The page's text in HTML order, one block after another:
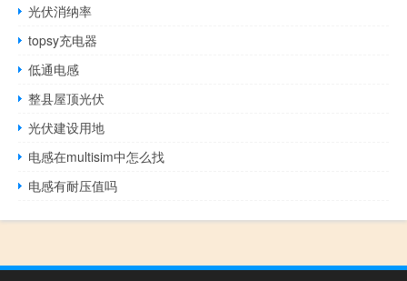
光伏消纳率
topsy充电器
低通电感
整县屋顶光伏
光伏建设用地
电感在multisim中怎么找
电感有耐压值吗